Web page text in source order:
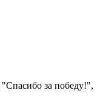
"Спасибо за победу!",